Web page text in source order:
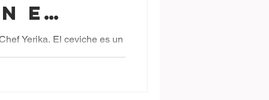
e
en un
Yerika. El ceviche es un